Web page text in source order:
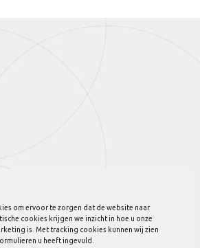
om ervoor te zorgen dat de website naar
cookies krijgen we inzicht in hoe u onze
is. Met tracking cookies kunnen wij zien
u heeft ingevuld.